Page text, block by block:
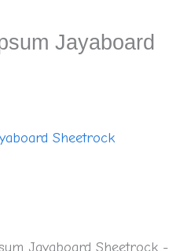
Jayaboard